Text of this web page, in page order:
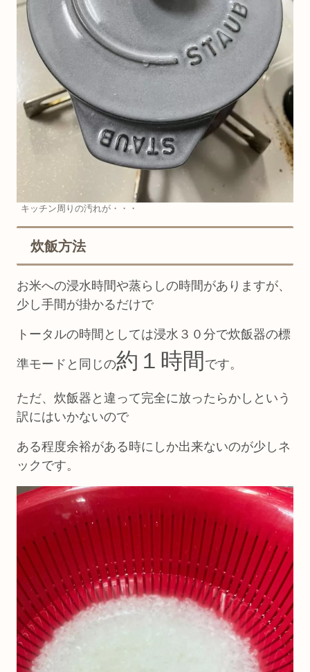
キッチン周りの汚れが・・・
炊飯方法
お米への浸水時間や蒸らしの時間がありますが、
少し手間が掛かるだけで
トータルの時間としては浸水３０分で炊飯器の標
準モードと同じの約１時間 です。
ただ、炊飯器と違って完全に放ったらかしという
訳にはいかないので
ある程度余裕がある時にしか出来ないのが少しネ
ックです。